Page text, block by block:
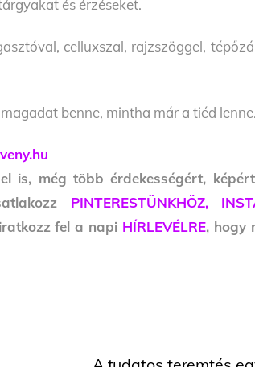
és érzéseket.
celluxszal, rajzszöggel,
benne, mintha már a tiéd lenne.
is, még több érdekességért,
PINTERESTÜNKHÖZ,
fel a napi HÍRLEVÉLRE, hogy